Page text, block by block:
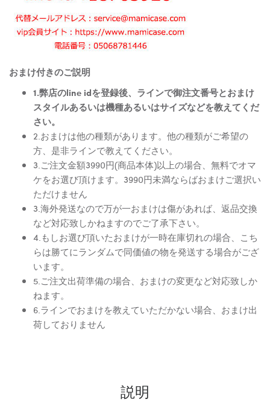
おまけ付きのご説明
1.弊店のline idを登録後、ラインで御注文番号とおまけ
スタイルあるいは機種あるいはサイズなどを教えてくだ
さい。
2.おまけは他の種類があります。他の種類がご希望の
方、是非ラインで教えてください。
3.ご注文金額3990円(商品本体)以上の場合、無料でオマ
ケをお選び頂けます。3990円未満ならばおまけご選択い
ただけません
3.海外発送なので万が一おまけは傷があれば、返品交換
など対応致しかねますのでご了承下さい。
4.もしお選び頂いたおまけが一時在庫切れの場合、こち
らは勝てにランダムで同価値の物を発送する場合がござ
います。
5.ご注文出荷準備の場合、おまけの変更など対応致しか
ねます。
6.ラインでおまけを教えていただかない場合、おまけ出
荷しておりません
説明